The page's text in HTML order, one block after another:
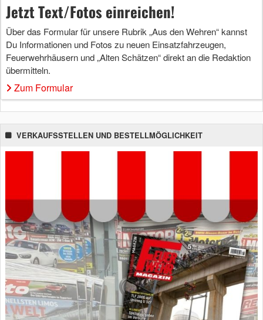
Jetzt Text/Fotos einreichen!
Über das Formular für unsere Rubrik „Aus den Wehren“ kannst
Du Informationen und Fotos zu neuen Einsatzfahrzeugen,
Feuerwehrhäusern und „Alten Schätzen“ direkt an die Redaktion
übermitteln.
Zum Formular
VERKAUFSSTELLEN UND BESTELLMÖGLICHKEIT